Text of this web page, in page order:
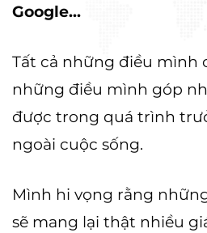
Google...
Tất cả những điều mình
những điều mình góp
được trong quá trình
ngoài cuộc sống.
Mình hi vọng rằng
sẽ mang lại thật nhiều